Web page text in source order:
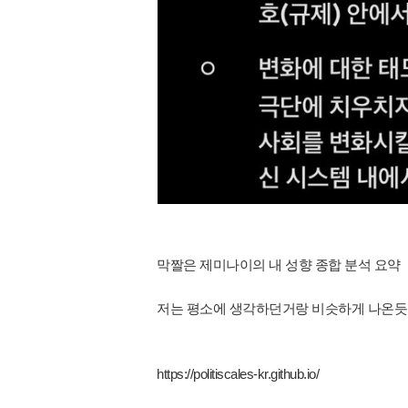
막짤은 제미나이의 내 성향 종합 분석 요약
저는 평소에 생각하던거랑 비슷하게 나온
https://politiscales-kr.github.io/